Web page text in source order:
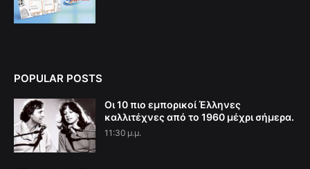
POPULAR POSTS
Οι 10 πιο εμπορικοί Έλληνες
καλλιτέχνες από το 1960 μέχρι σήμερα.
11:30 μ.μ.